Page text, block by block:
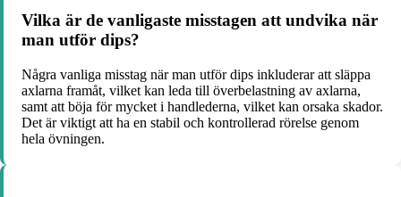
Vilka är de vanligaste misstagen att undvika när
man utför dips?
Några vanliga misstag när man utför dips inkluderar att släppa
axlarna framåt, vilket kan leda till överbelastning av axlarna,
samt att böja för mycket i handlederna, vilket kan orsaka skador.
Det är viktigt att ha en stabil och kontrollerad rörelse genom
hela övningen.